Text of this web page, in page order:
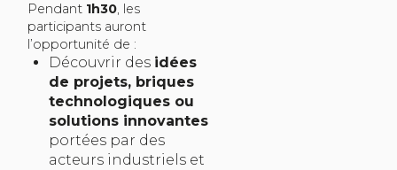
Pendant 1h30, les
participants auront
l’opportunité de :
Découvrir des idées
de projets, briques
technologiques ou
solutions innovantes
portées par des
acteurs industriels et